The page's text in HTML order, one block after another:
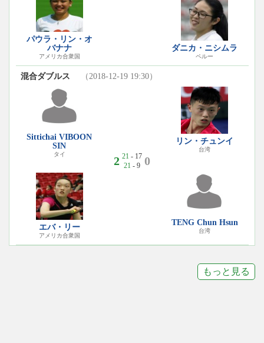
パウラ・リン・オ
バナナ
アメリカ合衆国
ダニカ・ニシムラ
ペルー
混合ダブルス （2018-12-19 19:30）
Sittichai VIBOON
SIN
タイ
エバ・リー
アメリカ合衆国
2 21 - 17
21 - 9 0
リン・チュンイ
台湾
TENG Chun Hsun
台湾
もっと見る